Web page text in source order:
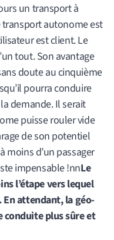
un transport à
autonome est
est client. Le
tout. Son avantage
doute au cinquième
pourra conduire
demande. Il serait
puisse rouler vide
de son potentiel
moins d’un passager
impensable !nnLe
l’étape vers lequel
attendant, la géo-
plus sûre et